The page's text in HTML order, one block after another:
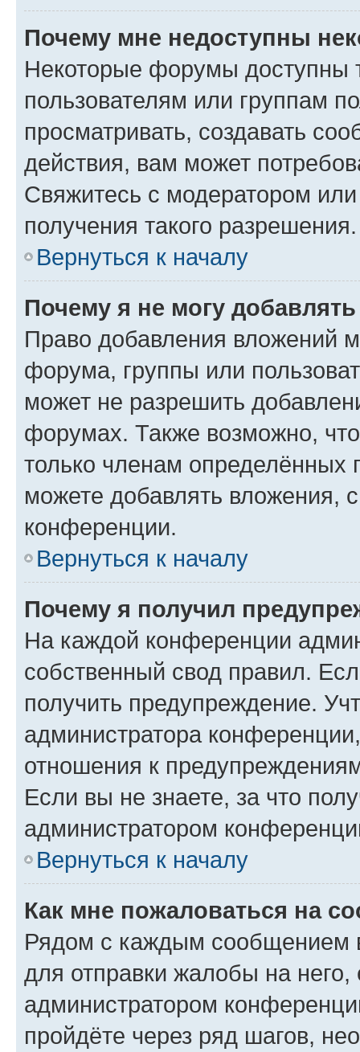
Почему мне недоступны
Некоторые форумы доступны
пользователям или группам
просматривать, создавать
действия, вам может
Свяжитесь с модератором
получения такого разрешения.
Вернуться к началу
Почему я не могу
Право добавления вложений
форума, группы или
может не разрешить
форумах. Также возможно,
только членам определённых
можете добавлять вложения,
конференции.
Вернуться к началу
Почему я получил
На каждой конференции
собственный свод правил.
получить предупреждение.
администратора
отношения к
Если вы не знаете, за что
администратором
Вернуться к началу
Как мне пожаловаться на
Рядом с каждым сообщением
для отправки жалобы на
администратором
пройдёте через ряд шагов,